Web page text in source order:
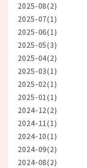
2025-08(2)
2025-07(1)
2025-06(1)
2025-05(3)
2025-04(2)
2025-03(1)
2025-02(1)
2025-01(1)
2024-12(2)
2024-11(1)
2024-10(1)
2024-09(2)
2024-08(2)